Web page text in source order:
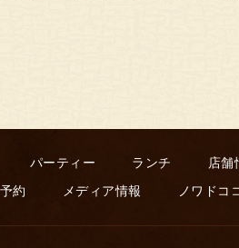
パーティー ランチ 店舗
約 メディア情報 ノワドコ